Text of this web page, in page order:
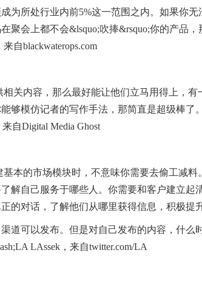
为所处行业内前5%这一范围之内。如果你
聚会上都不会&lsquo;吹捧&rsquo;你的产品
自blackwaterops.com
关内容，那么最好能让他们立马用得上，
够模仿记者的写作手法，那简直是超级棒了
自Digital Media Ghost
本的市场模块时，不意味你需要去偷工减
解自己服务于哪些人。你需要和客户建立起
的对话，了解他们从哪里获得信息，积极提
道可以发布。但是对自己发布的内容，什么
LAssek，来自twitter.com/LA